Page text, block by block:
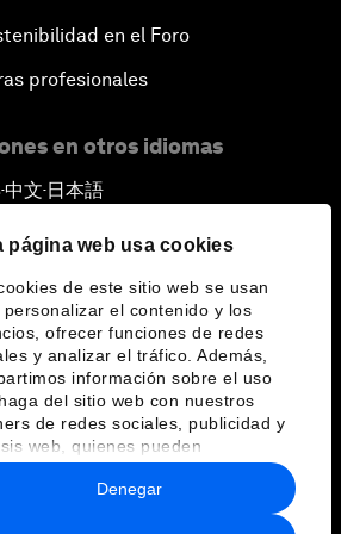
página web usa cookies
de este sitio web se usan
personalizar el contenido y los
ofrecer funciones de redes
y analizar el tráfico. Además,
información sobre el uso
del sitio web con nuestros
de redes sociales, publicidad y
web, quienes pueden
con otra información que les
proporcionado o que hayan
a partir del uso que haya
Denegar
en el Foro
profesionales
en otros idiomas
▪中文▪ 日本語